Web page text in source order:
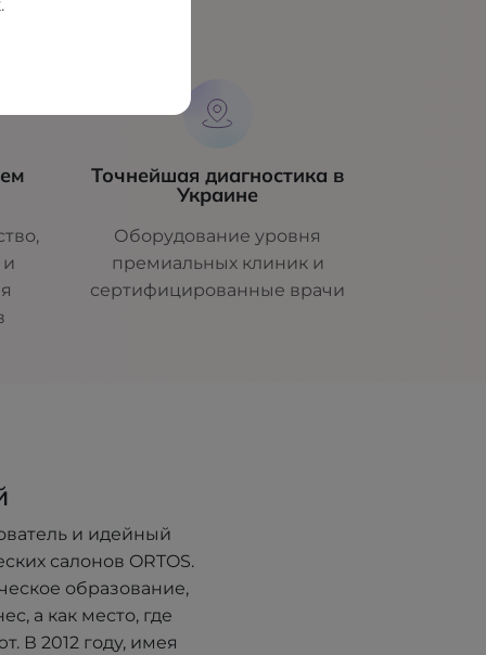
Точнейшая диагностика в
Украине
Оборудование уровня
премиальных клиник и
сертифицированные врачи
и идейный
салонов ORTOS.
образование,
а как место, где
В 2012 году, имея